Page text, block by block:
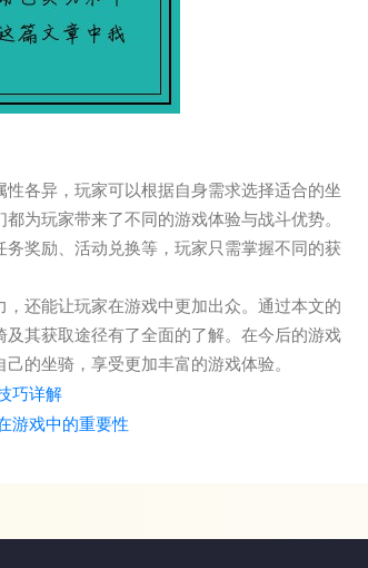
各异，玩家可以根据自身需求选择适合的坐
为玩家带来了不同的游戏体验与战斗优势。
奖励、活动兑换等，玩家只需掌握不同的获
还能让玩家在游戏中更加出众。通过本文的
其获取途径有了全面的了解。在今后的游戏
的坐骑，享受更加丰富的游戏体验。
巧详解
游戏中的重要性